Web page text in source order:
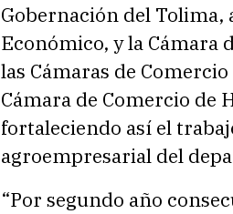
Gobernación del Tolima,
Económico, y la Cámara
las Cámaras de
Cámara de Comercio de
fortaleciendo así el
agroempresarial del
“Por segundo año